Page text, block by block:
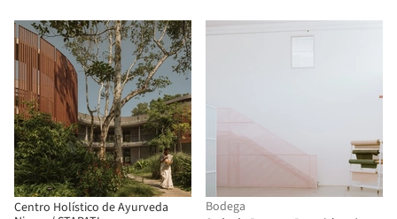
Centro Holístico de Ayurveda
Bodega